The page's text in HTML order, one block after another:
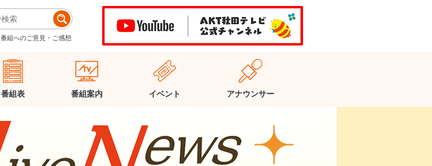
番組へのご意見・ご感想
番組表 番組案内 イベント アナウンサー